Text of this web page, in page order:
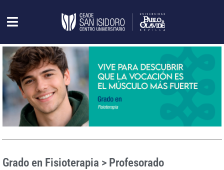
Grado en Fisioterapia > Profesorado